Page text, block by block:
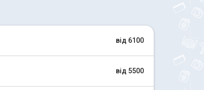
від 6100
від 5500